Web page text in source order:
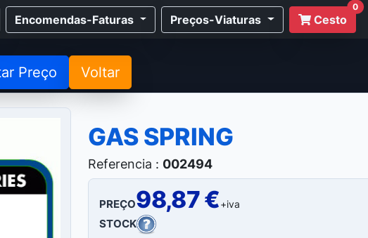
Encomendas-Faturas Preços-Viaturas Cesto
0
Preço Voltar
GAS SPRING
Referencia : 002494
PREÇO98,87 €+iva
STOCK